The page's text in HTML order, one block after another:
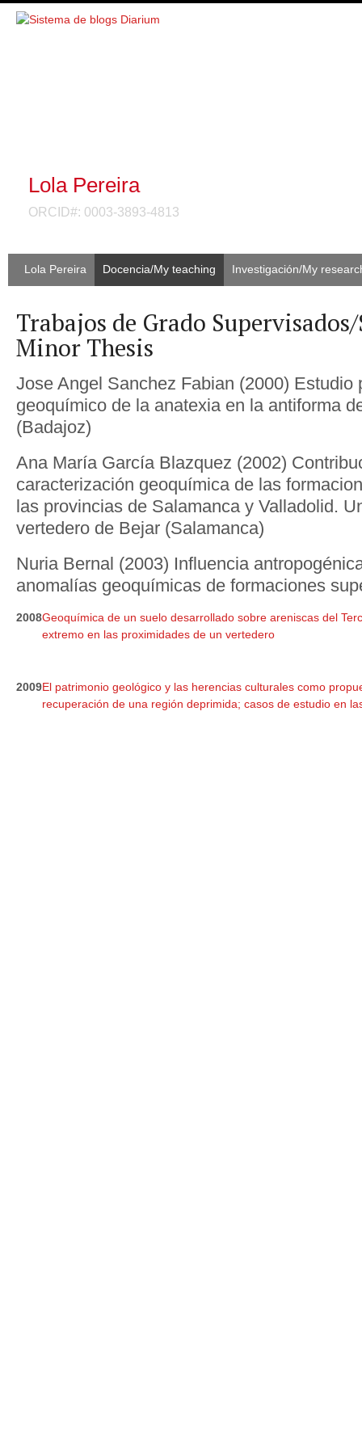
Lola Pereira
ORCID#: 0003-3893-4813
Lola Pereira Docencia/My teaching Investigación/My
Trabajos de Grado
Minor Thesis
Jose Angel Sanchez Fabian (2000) Estudio
geoquímico de la anatexia en la antiforma
(Badajoz)
Ana María García Blazquez (2002)
caracterización geoquímica de las
las provincias de Salamanca y Valladolid.
vertedero de Bejar (Salamanca)
Nuria Bernal (2003) Influencia
anomalías geoquímicas de formaciones
2008Geoquímica de un suelo desarrollado sobre areniscas del
extremo en las proximidades de un vertedero
2009El patrimonio geológico y las herencias culturales como
recuperación de una región deprimida; casos de estudio en